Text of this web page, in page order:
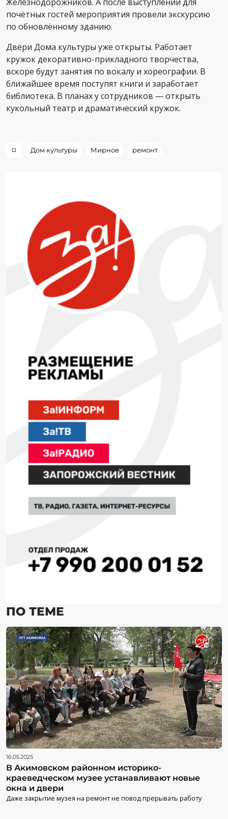
почётных гостей мероприятия провели экскурсию
по обновлённому зданию.
Двери Дома культуры уже открыты. Работает
кружок декоративно-прикладного творчества,
вскоре будут занятия по вокалу и хореографии. В
ближайшее время поступят книги и заработает
библиотека. В планах у сотрудников — открыть
кукольный театр и драматический кружок.
Дом культуры Мирное ремонт
ПО ТЕМЕ
16.05.2025
В Акимовском районном историко-
краеведческом музее устанавливают новые
окна и двери
Даже закрытие музея на ремонт не повод прерывать работу